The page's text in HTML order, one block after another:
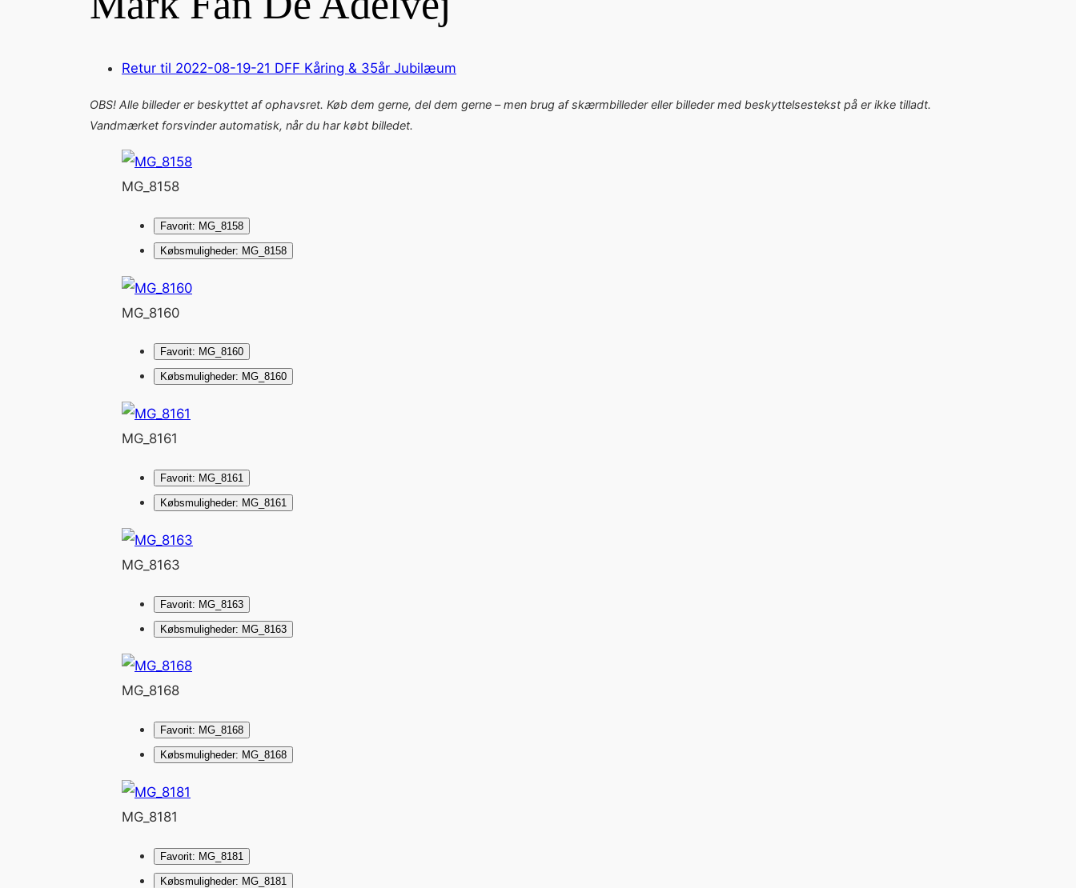
Retur til 2022-08-19-21 DFF Kåring & 35år Jubilæum
OBS! Alle billeder er beskyttet af ophavsret. Køb dem gerne, del dem gerne – men brug af skærmbilleder eller billeder med beskyttelsestekst på er ikke tilladt.
Vandmærket forsvinder automatisk, når du har købt billedet.
MG_8158
Favorit: MG_8158
Købsmuligheder: MG_8158
MG_8160
Favorit: MG_8160
Købsmuligheder: MG_8160
MG_8161
Favorit: MG_8161
Købsmuligheder: MG_8161
MG_8163
Favorit: MG_8163
Købsmuligheder: MG_8163
MG_8168
Favorit: MG_8168
Købsmuligheder: MG_8168
MG_8181
Favorit: MG_8181
Købsmuligheder: MG_8181